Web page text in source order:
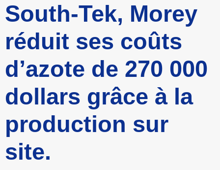
South-Tek, Morey
réduit ses coûts
d’azote de 270 000
dollars grâce à la
production sur
site.